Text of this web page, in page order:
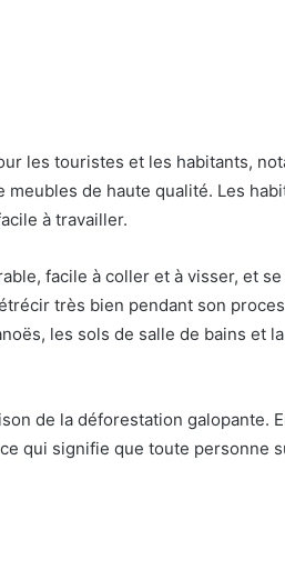
les touristes et les habitants,
de haute qualité. Les
à travailler.
facile à coller et à visser, et
très bien pendant son
les sols de salle de bains et
de la déforestation galopante.
qui signifie que toute personne